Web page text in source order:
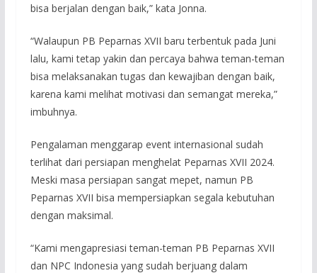
bisa berjalan dengan baik,” kata Jonna.
“Walaupun PB Peparnas XVII baru terbentuk pada Juni
lalu, kami tetap yakin dan percaya bahwa teman-teman
bisa melaksanakan tugas dan kewajiban dengan baik,
karena kami melihat motivasi dan semangat mereka,”
imbuhnya.
Pengalaman menggarap event internasional sudah
terlihat dari persiapan menghelat Peparnas XVII 2024.
Meski masa persiapan sangat mepet, namun PB
Peparnas XVII bisa mempersiapkan segala kebutuhan
dengan maksimal.
“Kami mengapresiasi teman-teman PB Peparnas XVII
dan NPC Indonesia yang sudah berjuang dalam